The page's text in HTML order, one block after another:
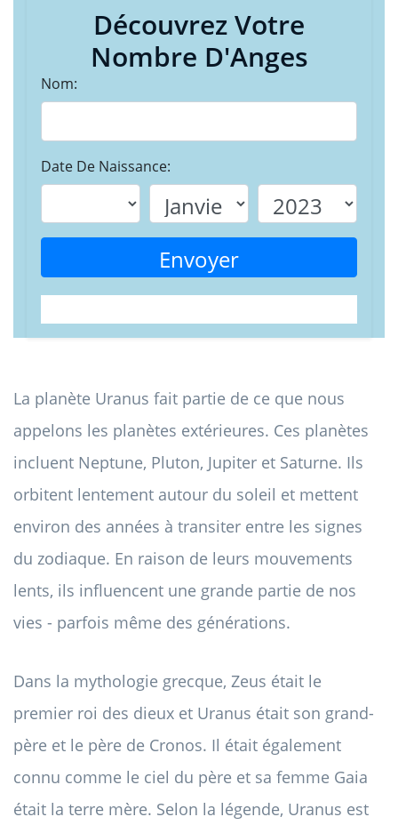
Découvrez Votre
Nombre D'Anges
Nom:
Date De Naissance:
Envoyer
La planète Uranus fait partie de ce que nous
appelons les planètes extérieures. Ces planètes
incluent Neptune, Pluton, Jupiter et Saturne. Ils
orbitent lentement autour du soleil et mettent
environ des années à transiter entre les signes
du zodiaque. En raison de leurs mouvements
lents, ils influencent une grande partie de nos
vies - parfois même des générations.
Dans la mythologie grecque, Zeus était le
premier roi des dieux et Uranus était son grand-
père et le père de Cronos. Il était également
connu comme le ciel du père et sa femme Gaia
était la terre mère. Selon la légende, Uranus est